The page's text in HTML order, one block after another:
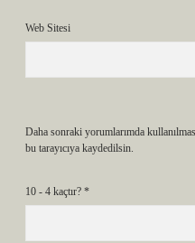
Web Sitesi
Daha sonraki yorumlarımda
bu tarayıcıya kaydedilsin.
10 - 4 kaçtır? *